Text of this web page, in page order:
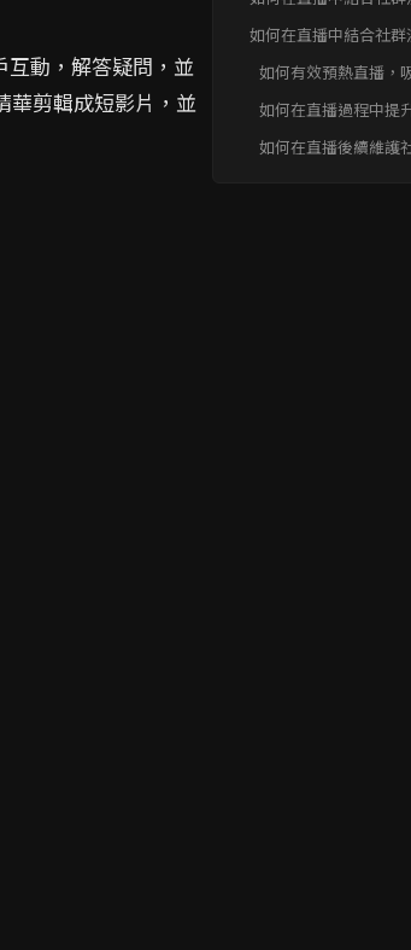
互動，解答疑問，並
華剪輯成短影片，並
如何在直播中結合社
如何有效預熱直播，
如何在直播過程中提
如何在直播後續維護